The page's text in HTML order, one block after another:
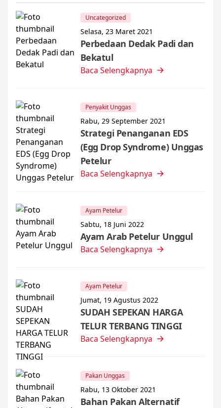
Uncategorized
Selasa, 23 Maret 2021
Perbedaan Dedak Padi dan
Bekatul
Baca Selengkapnya
Penyakit Unggas
Rabu, 29 September 2021
Strategi Penanganan EDS
(Egg Drop Syndrome) Unggas
Petelur
Baca Selengkapnya
Ayam Petelur
Sabtu, 18 Juni 2022
Ayam Arab Petelur Unggul
Baca Selengkapnya
Ayam Petelur
Jumat, 19 Agustus 2022
SUDAH SEPEKAN HARGA
TELUR TERBANG TINGGI
Baca Selengkapnya
Pakan Unggas
Rabu, 13 Oktober 2021
Bahan Pakan Alternatif